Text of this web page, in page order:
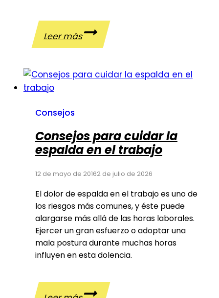
Leer másEjercicios
brazos
Consejos
Consejos para cuidar la
espalda en el trabajo
12 de mayo de 20162 de julio de 2026
El dolor de espalda en el trabajo es uno de
los riesgos más comunes, y éste puede
alargarse más allá de las horas laborales.
Ejercer un gran esfuerzo o adoptar una
mala postura durante muchas horas
influyen en esta dolencia.
Consejos